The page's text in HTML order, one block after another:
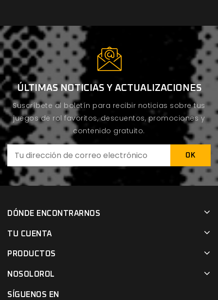
ÚLTIMAS NOTICIAS Y ACTUALIZACIONES
Suscríbete al boletín para recibir noticias sobre tus
juegos de rol favoritos, descuentos, promociones y
contenido gratuito.
DÓNDE ENCONTRARNOS
TU CUENTA
PRODUCTOS
NOSOLOROL
SÍGUENOS EN